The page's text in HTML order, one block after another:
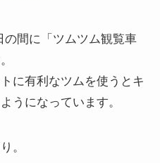
の間に「ツムツム観覧車
に有利なツムを使うとキ
うになっています。
。